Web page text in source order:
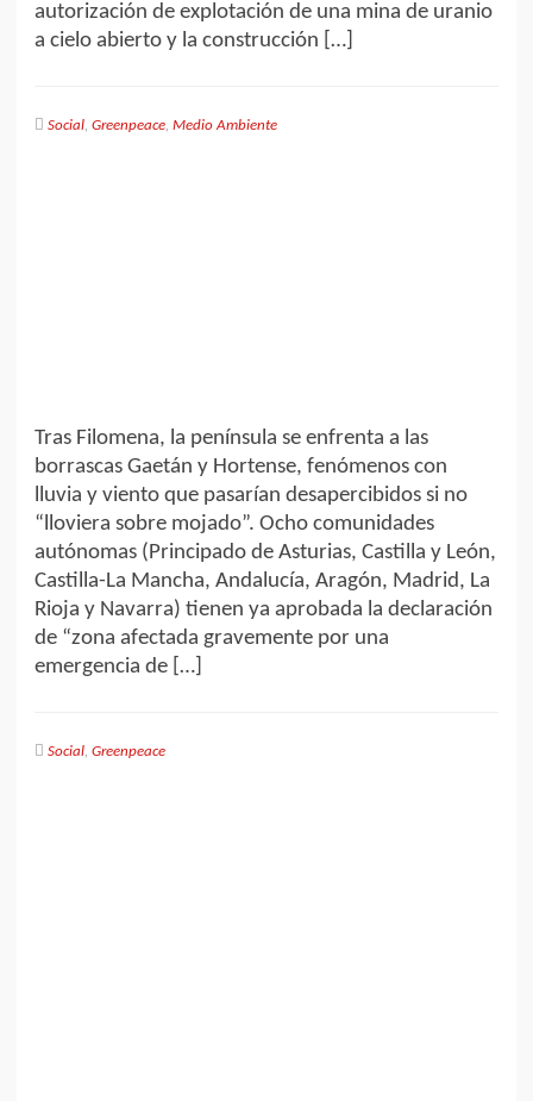
autorización de explotación de una mina de uranio
a cielo abierto y la construcción […]
Social, Greenpeace, Medio Ambiente
Tras Filomena, la península se enfrenta a las
borrascas Gaetán y Hortense, fenómenos con
lluvia y viento que pasarían desapercibidos si no
“lloviera sobre mojado”. Ocho comunidades
autónomas (Principado de Asturias, Castilla y León,
Castilla-La Mancha, Andalucía, Aragón, Madrid, La
Rioja y Navarra) tienen ya aprobada la declaración
de “zona afectada gravemente por una
emergencia de […]
Social, Greenpeace